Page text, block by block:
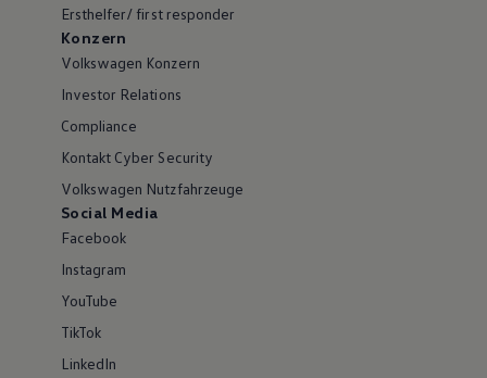
Ersthelfer/ first responder
Konzern
Volkswagen Konzern
Investor Relations
Compliance
Kontakt Cyber Security
Volkswagen Nutzfahrzeuge
Social Media
Facebook
Instagram
YouTube
TikTok
LinkedIn